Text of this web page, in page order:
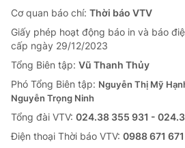
Cơ quan báo chí: Thời báo VTV
Giấy phép hoạt động báo in và báo
cấp ngày 29/12/2023
Tổng Biên tập: Vũ Thanh Thủy
Phó Tổng Biên tập: Nguyễn Thị Mỹ
Nguyễn Trọng Ninh
Tổng đài VTV: 024.38 355 931 -
Ðiện thoại Thời báo VTV: 0988 671 671